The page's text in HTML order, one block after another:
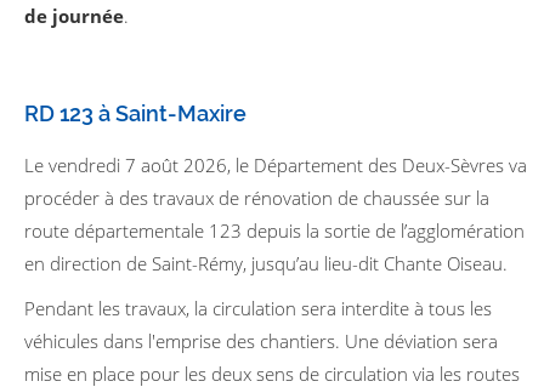
de journée.
RD 123 à Saint-Maxire
Le vendredi 7 août 2026, le Département des Deux-Sèvres va
procéder à des travaux de rénovation de chaussée sur la
route départementale 123 depuis la sortie de l’agglomération
en direction de Saint-Rémy, jusqu’au lieu-dit Chante Oiseau.
Pendant les travaux, la circulation sera interdite à tous les
véhicules dans l'emprise des chantiers. Une déviation sera
mise en place pour les deux sens de circulation via les routes